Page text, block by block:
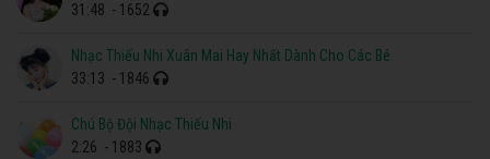
31:48 - 1652
Nhạc Thiếu Nhi Xuân Mai Hay Nhất Dành Cho Các Bé
33:13 - 1846
Chú Bộ Đội Nhạc Thiếu Nhi
2:26 - 1883